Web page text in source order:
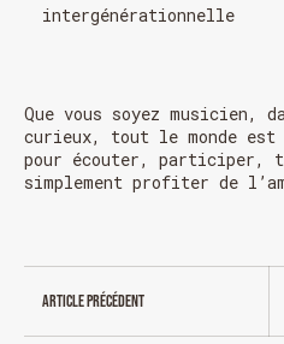
intergénérationnelle
Que vous soyez musicien,
curieux, tout le monde
pour écouter, participer,
simplement profiter de
Article précédent
FERMÉ du 23
OUVERT 26 et 27
OUVERT 28 et 29